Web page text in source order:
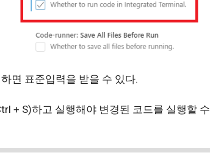
면 표준입력을 받을 수 있다.
+ S)하고 실행해야 변경된 코드를 실행할 수